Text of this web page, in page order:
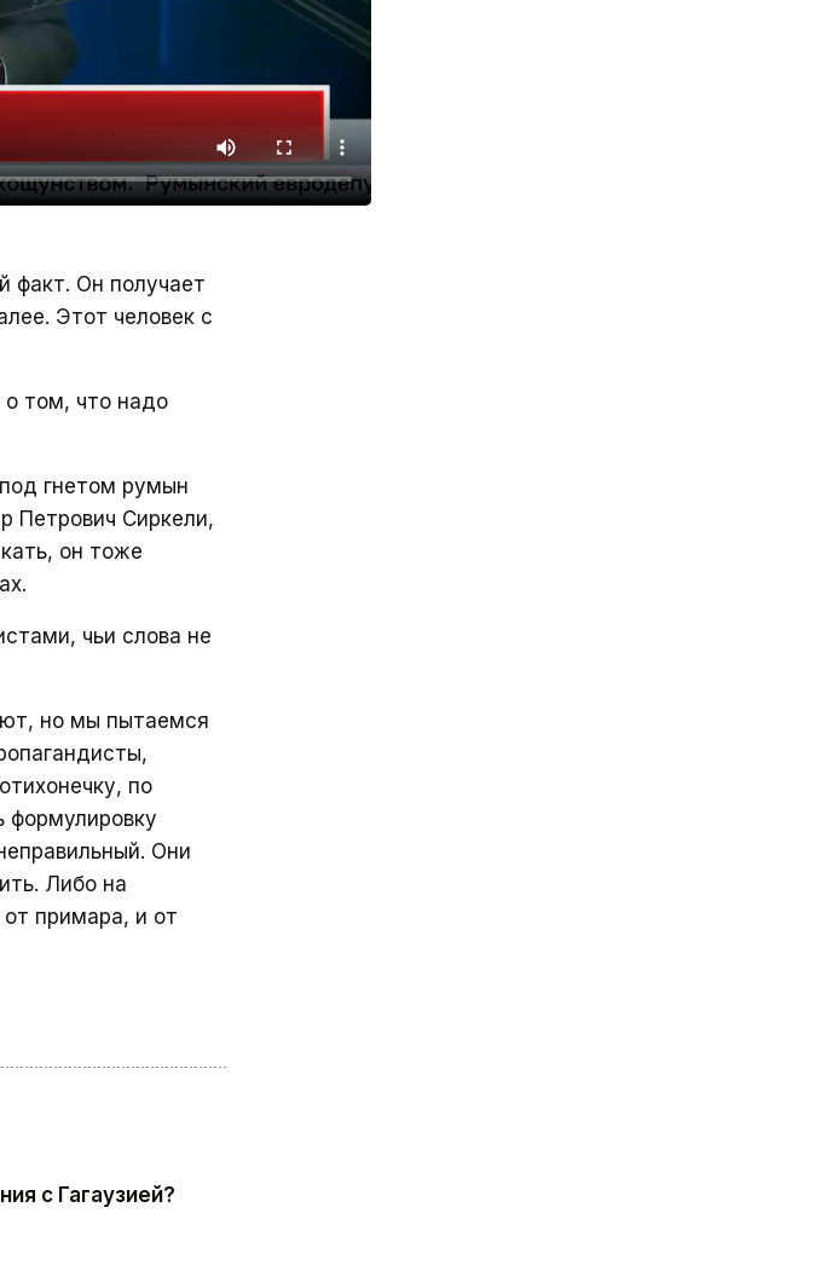
факт. Он получает
Этот человек с
о том, что надо
гнетом румын
Петрович Сиркели,
он тоже
чьи слова не
но мы пытаемся
по
формулировку
Они
Либо на
примара, и от
с Гагаузией?